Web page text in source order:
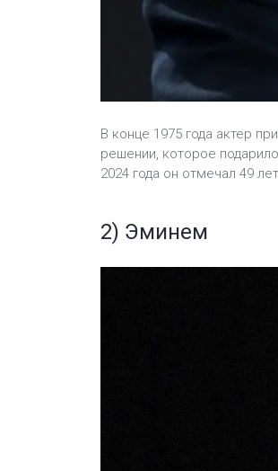
В конце 1975 года актер
решении, которое
2024 года он отмечал 49
2) Эминем